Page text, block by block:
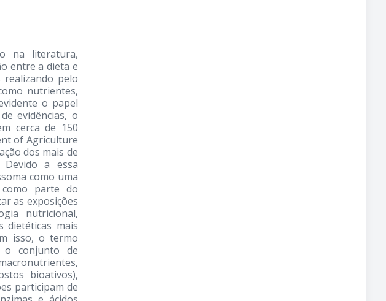
na literatura,
entre a dieta e
pelo
nutrientes,
o papel
evidências, o
cerca de 150
of Agriculture
dos mais de
Devido a essa
como uma
como parte do
as exposições
nutricional,
dietéticas mais
isso, o termo
o conjunto de
bioativos),
participam de